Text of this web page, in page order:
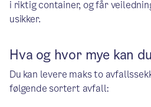
i riktig container, og får
usikker.
Hva og hvor mye kan
Du kan levere maks to
følgende sortert avfall: